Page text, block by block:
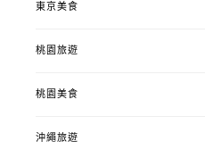
東京美食
桃園旅遊
桃園美食
沖繩旅遊